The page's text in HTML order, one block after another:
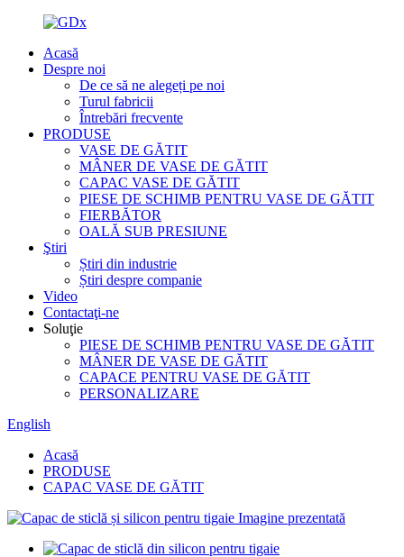
Acasă
Despre noi
De ce să ne alegeți pe noi
Turul fabricii
Întrebări frecvente
PRODUSE
VASE DE GĂTIT
MÂNER DE VASE DE GĂTIT
CAPAC VASE DE GĂTIT
PIESE DE SCHIMB PENTRU VASE DE GĂTIT
FIERBĂTOR
OALĂ SUB PRESIUNE
Ştiri
Știri din industrie
Știri despre companie
Video
Contactaţi-ne
Soluţie
PIESE DE SCHIMB PENTRU VASE DE GĂTIT
MÂNER DE VASE DE GĂTIT
CAPACE PENTRU VASE DE GĂTIT
PERSONALIZARE
English
Acasă
PRODUSE
CAPAC VASE DE GĂTIT